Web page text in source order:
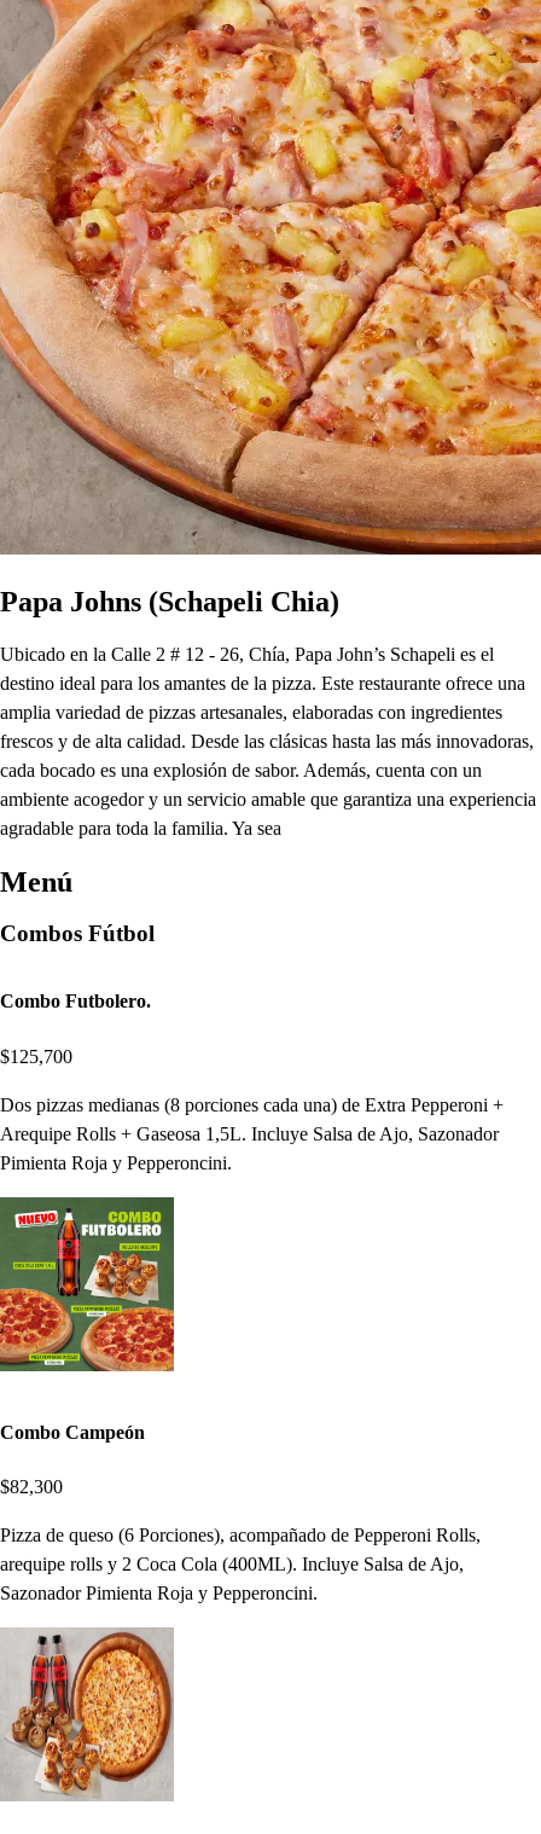
Papa Johns (Schapeli Chia)
Ubicado en la Calle 2 # 12 - 26, Chía, Papa John’s Schapeli es el
destino ideal para los amantes de la pizza. Este restaurante ofrece una
amplia variedad de pizzas artesanales, elaboradas con ingredientes
frescos y de alta calidad. Desde las clásicas hasta las más innovadoras,
cada bocado es una explosión de sabor. Además, cuenta con un
ambiente acogedor y un servicio amable que garantiza una experiencia
agradable para toda la familia. Ya sea
Menú
Combos Fútbol
Combo Futbolero.
$125,700
Dos pizzas medianas (8 porciones cada una) de Extra Pepperoni +
Arequipe Rolls + Gaseosa 1,5L. Incluye Salsa de Ajo, Sazonador
Pimienta Roja y Pepperoncini.
Combo Campeón
$82,300
Pizza de queso (6 Porciones), acompañado de Pepperoni Rolls,
arequipe rolls y 2 Coca Cola (400ML). Incluye Salsa de Ajo,
Sazonador Pimienta Roja y Pepperoncini.